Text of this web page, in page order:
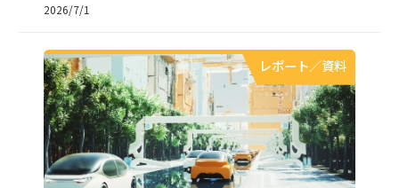
2026/7/1
レポート／資料